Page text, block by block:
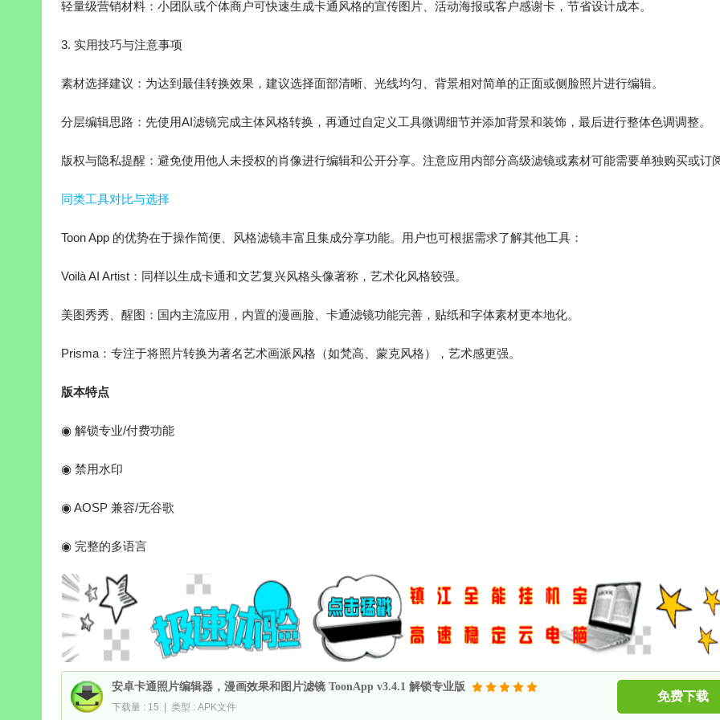
轻量级营销材料：小团队或个体商户可快速生成卡通风格的宣传图片、活动海报或客户感谢卡，节省设计成本。
3. 实用技巧与注意事项
素材选择建议：为达到最佳转换效果，建议选择面部清晰、光线均匀、背景相对简单的正面或侧脸照片进行编辑。
分层编辑思路：先使用AI滤镜完成主体风格转换，再通过自定义工具微调细节并添加背景和装饰，最后进行整体色调调整。
版权与隐私提醒：避免使用他人未授权的肖像进行编辑和公开分享。注意应用内部分高级滤镜或素材可能需要单独购买或订
同类工具对比与选择
Toon App 的优势在于操作简便、风格滤镜丰富且集成分享功能。用户也可根据需求了解其他工具：
Voilà AI Artist：同样以生成卡通和文艺复兴风格头像著称，艺术化风格较强。
美图秀秀、醒图：国内主流应用，内置的漫画脸、卡通滤镜功能完善，贴纸和字体素材更本地化。
Prisma：专注于将照片转换为著名艺术画派风格（如梵高、蒙克风格），艺术感更强。
版本特点
◉ 解锁专业/付费功能
◉ 禁用水印
◉ AOSP 兼容/无谷歌
◉ 完整的多语言
安卓卡通照片编辑器，漫画效果和图片滤镜 ToonApp v3.4.1 解锁专业版
下载量 : 15 | 类型 : APK文件
免费下载